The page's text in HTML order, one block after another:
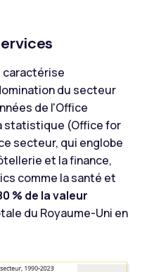
caractérise
du secteur
de l'Office
statistique (Office for
secteur, qui englobe
et la finance,
comme la santé et
% de la valeur
du Royaume-Uni en